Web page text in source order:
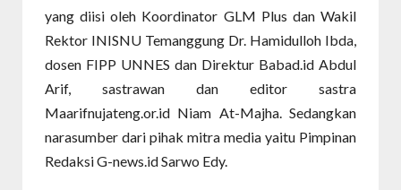
yang diisi oleh Koordinator GLM Plus dan Wakil
Rektor INISNU Temanggung Dr. Hamidulloh Ibda,
dosen FIPP UNNES dan Direktur Babad.id Abdul
Arif, sastrawan dan editor sastra
Maarifnujateng.or.id Niam At-Majha. Sedangkan
narasumber dari pihak mitra media yaitu Pimpinan
Redaksi G-news.id Sarwo Edy.